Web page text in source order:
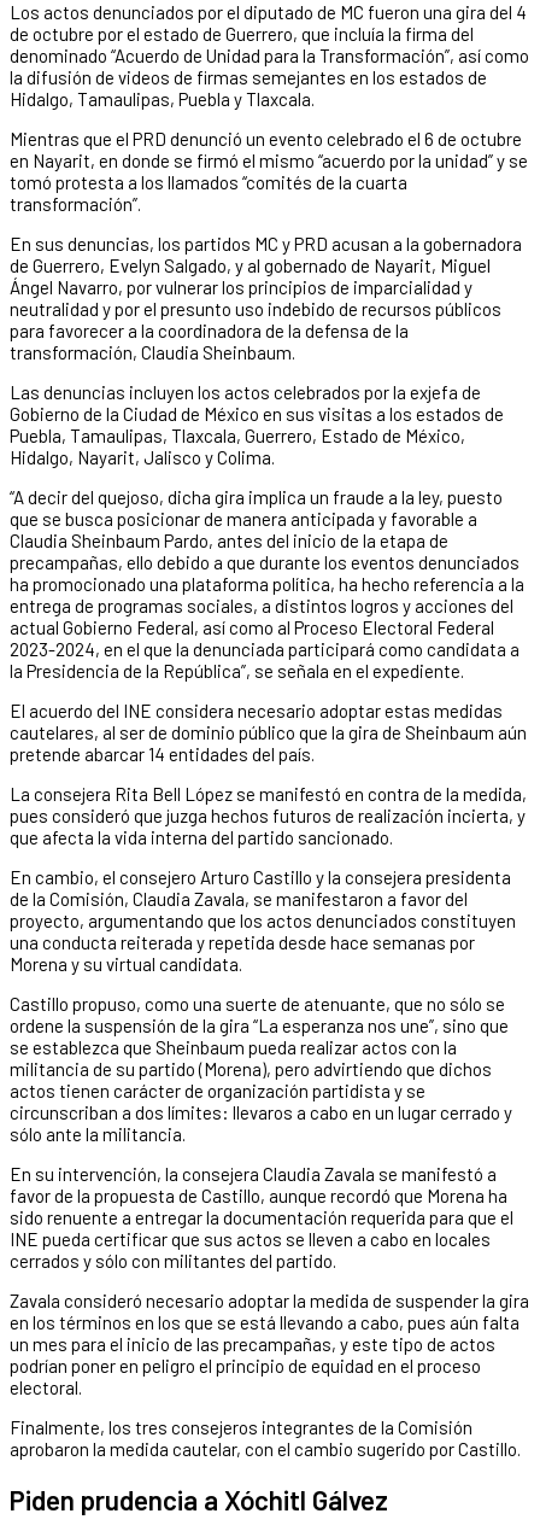
Los actos denunciados por el diputado de MC fueron una gira del 4
de octubre por el estado de Guerrero, que incluía la firma del
denominado “Acuerdo de Unidad para la Transformación”, así como
la difusión de videos de firmas semejantes en los estados de
Hidalgo, Tamaulipas, Puebla y Tlaxcala.
Mientras que el PRD denunció un evento celebrado el 6 de octubre
en Nayarit, en donde se firmó el mismo “acuerdo por la unidad” y se
tomó protesta a los llamados “comités de la cuarta
transformación”.
En sus denuncias, los partidos MC y PRD acusan a la gobernadora
de Guerrero, Evelyn Salgado, y al gobernado de Nayarit, Miguel
Ángel Navarro, por vulnerar los principios de imparcialidad y
neutralidad y por el presunto uso indebido de recursos públicos
para favorecer a la coordinadora de la defensa de la
transformación, Claudia Sheinbaum.
Las denuncias incluyen los actos celebrados por la exjefa de
Gobierno de la Ciudad de México en sus visitas a los estados de
Puebla, Tamaulipas, Tlaxcala, Guerrero, Estado de México,
Hidalgo, Nayarit, Jalisco y Colima.
“A decir del quejoso, dicha gira implica un fraude a la ley, puesto
que se busca posicionar de manera anticipada y favorable a
Claudia Sheinbaum Pardo, antes del inicio de la etapa de
precampañas, ello debido a que durante los eventos denunciados
ha promocionado una plataforma política, ha hecho referencia a la
entrega de programas sociales, a distintos logros y acciones del
actual Gobierno Federal, así como al Proceso Electoral Federal
2023-2024, en el que la denunciada participará como candidata a
la Presidencia de la República”, se señala en el expediente.
El acuerdo del INE considera necesario adoptar estas medidas
cautelares, al ser de dominio público que la gira de Sheinbaum aún
pretende abarcar 14 entidades del país.
La consejera Rita Bell López se manifestó en contra de la medida,
pues consideró que juzga hechos futuros de realización incierta, y
que afecta la vida interna del partido sancionado.
En cambio, el consejero Arturo Castillo y la consejera presidenta
de la Comisión, Claudia Zavala, se manifestaron a favor del
proyecto, argumentando que los actos denunciados constituyen
una conducta reiterada y repetida desde hace semanas por
Morena y su virtual candidata.
Castillo propuso, como una suerte de atenuante, que no sólo se
ordene la suspensión de la gira “La esperanza nos une”, sino que
se establezca que Sheinbaum pueda realizar actos con la
militancia de su partido (Morena), pero advirtiendo que dichos
actos tienen carácter de organización partidista y se
circunscriban a dos límites: llevaros a cabo en un lugar cerrado y
sólo ante la militancia.
En su intervención, la consejera Claudia Zavala se manifestó a
favor de la propuesta de Castillo, aunque recordó que Morena ha
sido renuente a entregar la documentación requerida para que el
INE pueda certificar que sus actos se lleven a cabo en locales
cerrados y sólo con militantes del partido.
Zavala consideró necesario adoptar la medida de suspender la gira
en los términos en los que se está llevando a cabo, pues aún falta
un mes para el inicio de las precampañas, y este tipo de actos
podrían poner en peligro el principio de equidad en el proceso
electoral.
Finalmente, los tres consejeros integrantes de la Comisión
aprobaron la medida cautelar, con el cambio sugerido por Castillo.
Piden prudencia a Xóchitl Gálvez